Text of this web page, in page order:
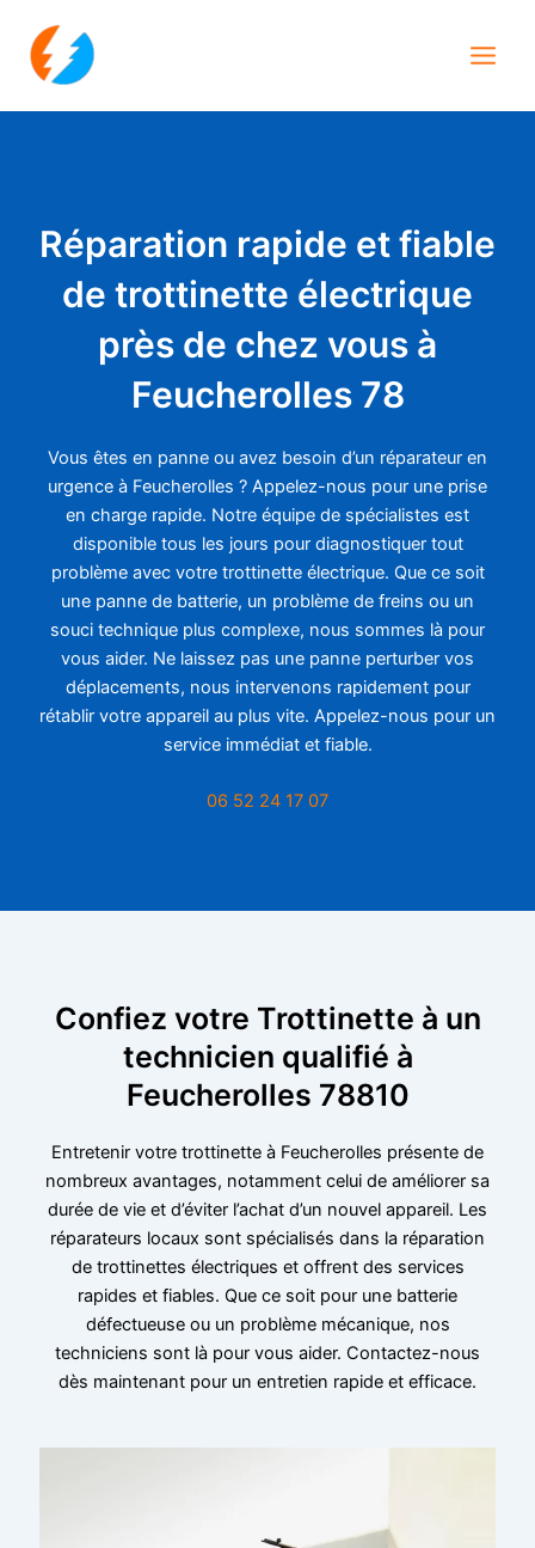
contenu
Réparation rapide et fiable
de trottinette électrique
près de chez vous à
Feucherolles 78
Vous êtes en panne ou avez besoin d’un réparateur en
urgence à Feucherolles ? Appelez-nous pour une prise
en charge rapide. Notre équipe de spécialistes est
disponible tous les jours pour diagnostiquer tout
problème avec votre trottinette électrique. Que ce soit
une panne de batterie, un problème de freins ou un
souci technique plus complexe, nous sommes là pour
vous aider. Ne laissez pas une panne perturber vos
déplacements, nous intervenons rapidement pour
rétablir votre appareil au plus vite. Appelez-nous pour un
service immédiat et fiable.
06 52 24 17 07
Confiez votre Trottinette à un
technicien qualifié à
Feucherolles 78810
Entretenir votre trottinette à Feucherolles présente de
nombreux avantages, notamment celui de améliorer sa
durée de vie et d’éviter l’achat d’un nouvel appareil. Les
réparateurs locaux sont spécialisés dans la réparation
de trottinettes électriques et offrent des services
rapides et fiables. Que ce soit pour une batterie
défectueuse ou un problème mécanique, nos
techniciens sont là pour vous aider. Contactez-nous
dès maintenant pour un entretien rapide et efficace.